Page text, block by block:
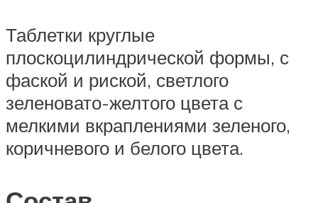
Таблетки круглые
плоскоцилиндрической формы, с
фаской и риской, светлого
зеленовато-желтого цвета с
мелкими вкраплениями зеленого,
коричневого и белого цвета.